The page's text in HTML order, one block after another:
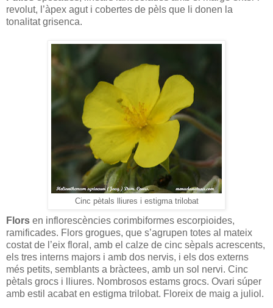
revolut, l’àpex agut i cobertes de pèls que li donen la
tonalitat grisenca.
Cinc pètals lliures i estigma trilobat
Flors en inflorescències corimbiformes escorpioides,
ramificades. Flors grogues, que s’agrupen totes al mateix
costat de l’eix floral, amb el calze de cinc sèpals acrescents,
els tres interns majors i amb dos nervis, i els dos externs
més petits, semblants a bràctees, amb un sol nervi. Cinc
pètals grocs i lliures. Nombrosos estams grocs. Ovari súper
amb estil acabat en estigma trilobat. Floreix de maig a juliol.